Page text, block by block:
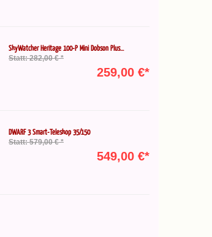
SkyWatcher Heritage 100-P Mini Dobson Plus...
Statt: 282,00 € *
259,00 €*
DWARF 3 Smart-Teleskop 35/150
Statt: 579,00 € *
549,00 €*